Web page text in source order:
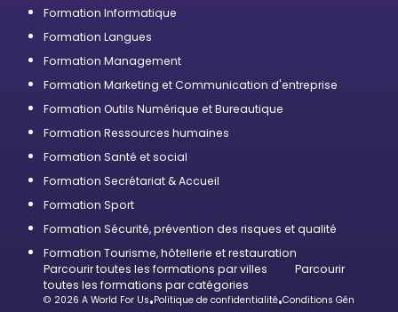
Formation Informatique
Formation Langues
Formation Management
Formation Marketing et Communication d'entreprise
Formation Outils Numérique et Bureautique
Formation Ressources humaines
Formation Santé et social
Formation Secrétariat & Accueil
Formation Sport
Formation Sécurité, prévention des risques et qualité
Formation Tourisme, hôtellerie et restauration
Parcourir toutes les formations par villes
Parcourir
toutes les formations par catégories
© 2026 A World For Us•Politique de confidentialité•Conditions Générales